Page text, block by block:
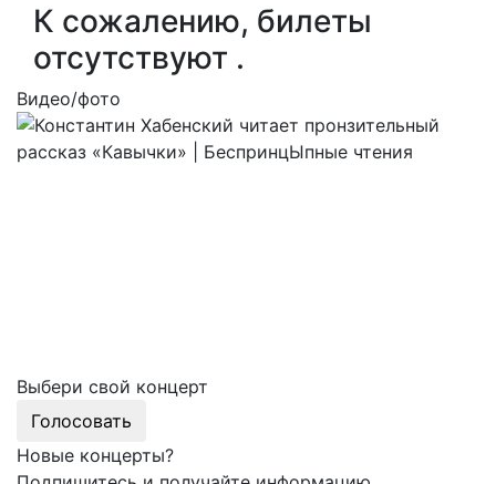
К сожалению, билеты
отсутствуют .
Видео/фото
Выбери свой концерт
Голосовать
Новые концерты?